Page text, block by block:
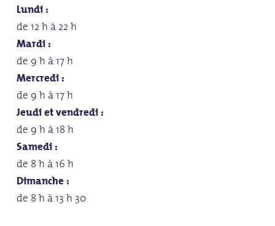
Lundi :
de 12 h à 22 h
Mardi :
de 9 h à 17 h
Mercredi :
de 9 h à 17 h
Jeudi et vendredi :
de 9 h à 18 h
Samedi :
de 8 h à 16 h
Dimanche :
de 8 h à 13 h 30